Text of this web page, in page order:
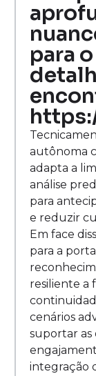
para
autônoma
adapta a
análise
para
e reduzir
Em face
para a
resiliente a
cenários
suportar as
integração